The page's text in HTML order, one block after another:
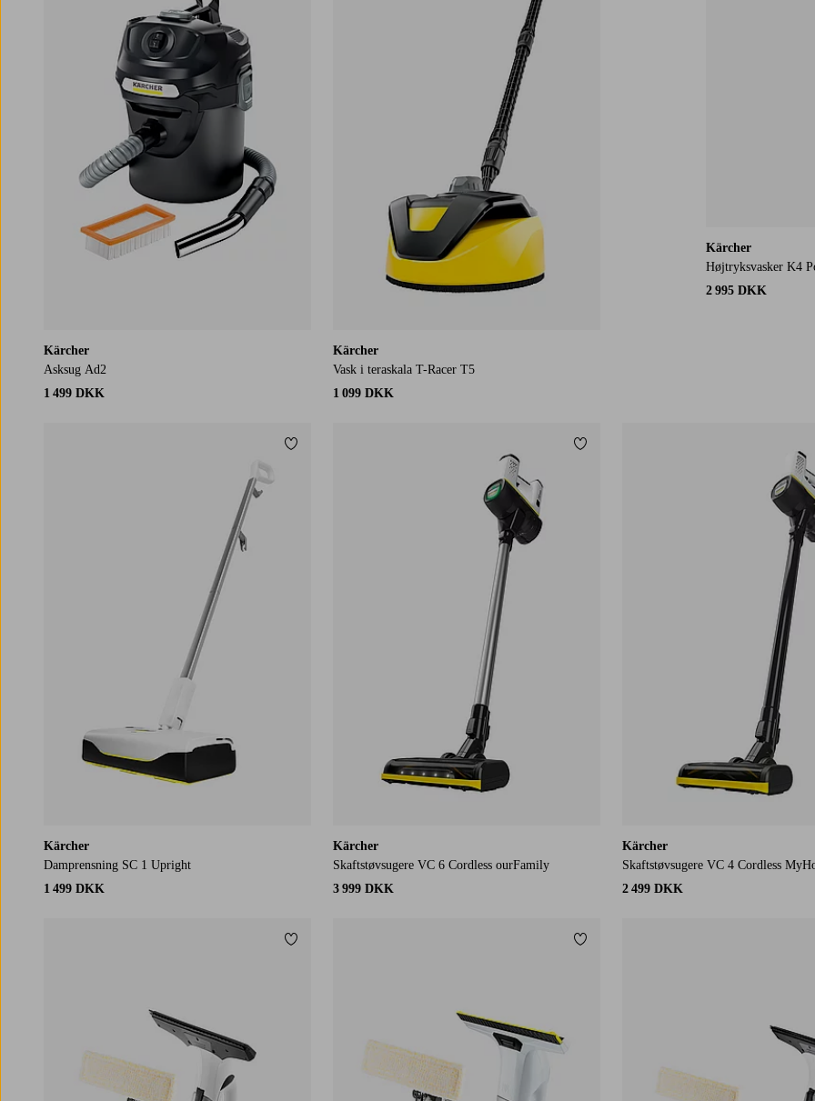
Kärcher
Højtryksvasker K4
2 995 DKK
Kärcher
Asksug Ad2
1 499 DKK
Kärcher
Vask i teraskala T-Racer T5
1 099 DKK
Kärcher
Damprensning SC 1 Upright
1 499 DKK
Tilføj til favoritter
Kärcher
Skaftstøvsugere VC 6 Cordless ourFamily
3 999 DKK
Tilføj til favoritter
Kärcher
Skaftstøvsugere VC 4 Cordless
2 499 DKK
Tilføj til favoritter Tilføj til favoritter